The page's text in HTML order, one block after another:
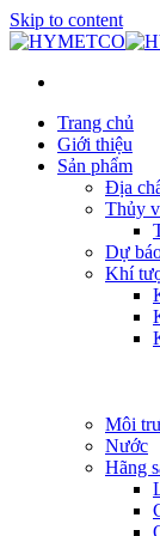
Skip to content
Trang chủ
Giới thiệu
Sản phẩm
Địa
Thủy
Dự
Khí
Môi
Nước
Hãng